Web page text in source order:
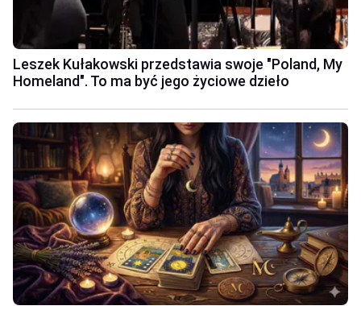
Leszek Kułakowski przedstawia swoje "Poland, My
Homeland". To ma być jego życiowe dzieło